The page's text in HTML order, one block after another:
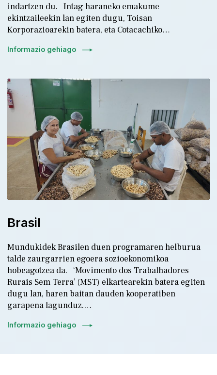
indartzen du. Intag haraneko emakume
ekintzaileekin lan egiten dugu, Toisan
Korporazioarekin batera, eta Cotacachiko…
Informazio gehiago
Brasil
Mundukidek Brasilen duen programaren helburua
talde zaurgarrien egoera sozioekonomikoa
hobeagotzea da. ‘Movimento dos Trabalhadores
Rurais Sem Terra’ (MST) elkartearekin batera egiten
dugu lan, haren baitan dauden kooperatiben
garapena lagunduz.…
Informazio gehiago